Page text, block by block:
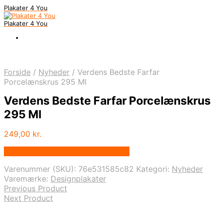
Plakater 4 You
Plakater 4 You
Forside / Nyheder / Verdens Bedste Farfar
Porcelænskrus 295 Ml
Verdens Bedste Farfar Porcelænskrus
295 Ml
249,00 kr.
Varenummer (SKU): 76e531585c82 Kategori: Nyheder
Varemærke: Designplakater
Previous Product
Next Product